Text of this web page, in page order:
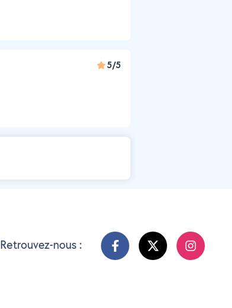
5/5
Retrouvez-nous :